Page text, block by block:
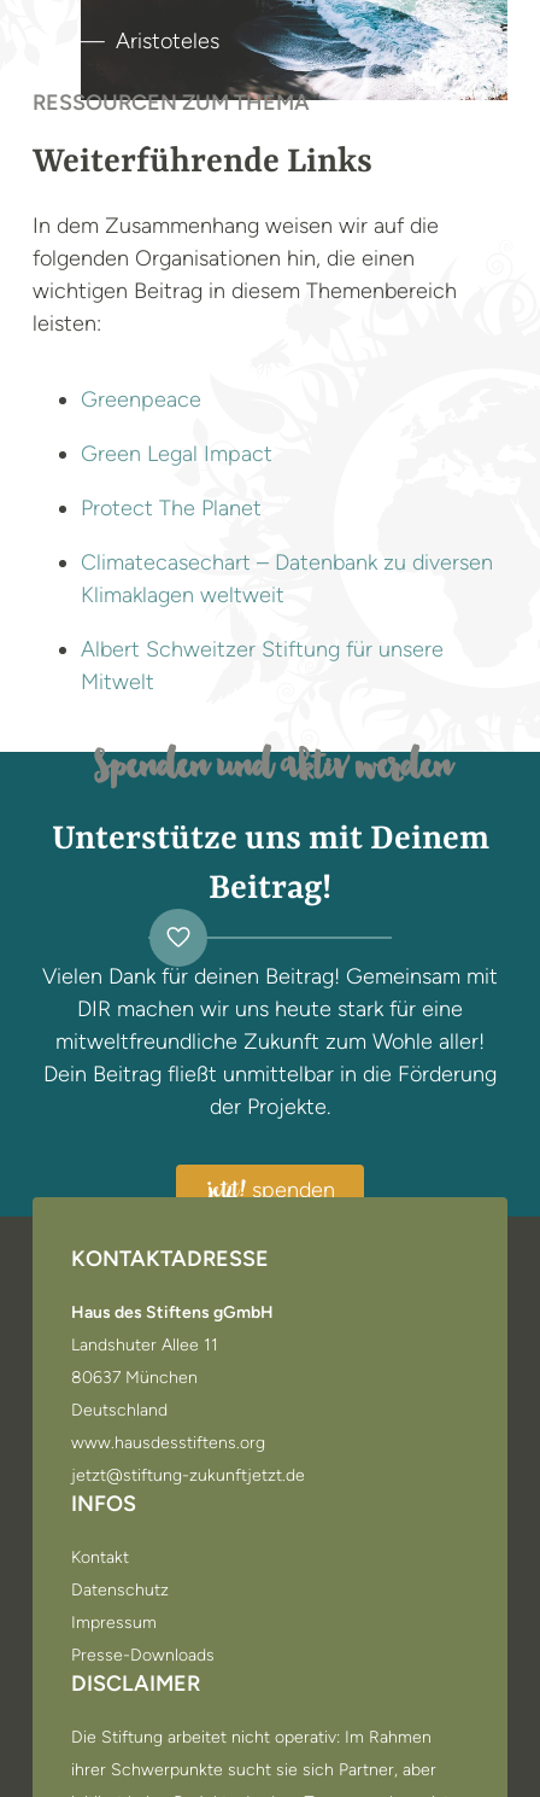
Aristoteles
RESSOURCEN ZUM THEMA
Weiterführende Links
In dem Zusammenhang weisen wir auf die
folgenden Organisationen hin, die einen
wichtigen Beitrag in diesem Themenbereich
leisten:
Greenpeace
Green Legal Impact
Protect The Planet
Climatecasechart – Datenbank zu diversen
Klimaklagen weltweit
Albert Schweitzer Stiftung für unsere
Mitwelt
Spenden und aktiv werden
Unterstütze uns mit Deinem
Beitrag!
Vielen Dank für deinen Beitrag! Gemeinsam mit
DIR machen wir uns heute stark für eine
mitweltfreundliche Zukunft zum Wohle aller!
Dein Beitrag fließt unmittelbar in die Förderung
der Projekte.
jetzt! spenden
KONTAKTADRESSE
Haus des Stiftens gGmbH
Landshuter Allee 11
80637 München
Deutschland
www.hausdesstiftens.org
jetzt@stiftung-zukunftjetzt.de
INFOS
Kontakt
Datenschutz
Impressum
Presse-Downloads
DISCLAIMER
Die Stiftung arbeitet nicht operativ: Im Rahmen
ihrer Schwerpunkte sucht sie sich Partner, aber